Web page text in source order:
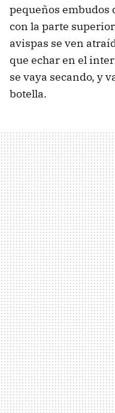
pequeños embudos
con la parte
avispas se ven
que echar en el
se vaya secando, y
botella.